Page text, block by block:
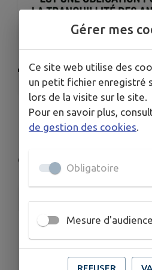
1/1
Respectons
Cursan
LIEU
Cursan
Gérer mes
Ce site web utilise des
un petit fichier enregistré
lors de la visite sur le site.
Pour en savoir plus,
de gestion des cookies
Obligatoire
Mesure
REFUSER